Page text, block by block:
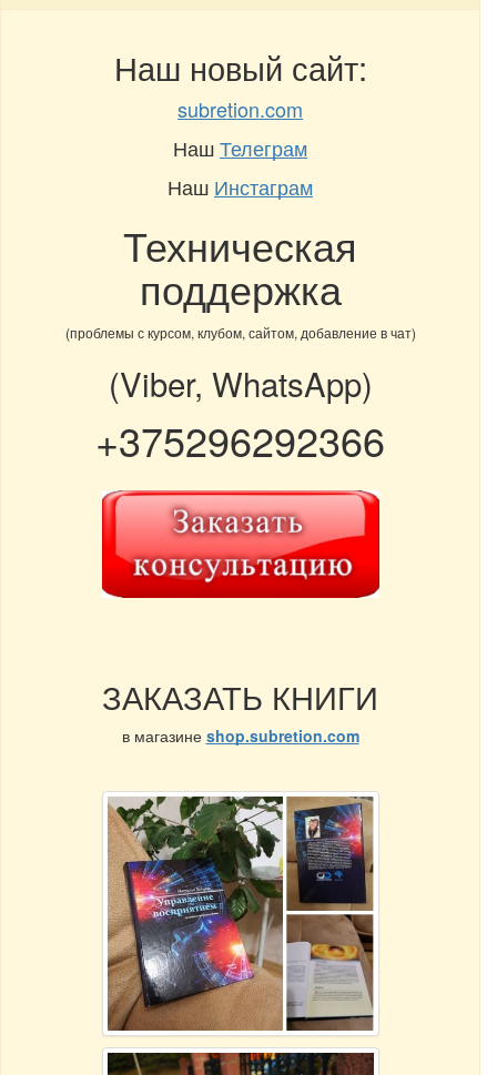
Наш новый сайт:
subretion.com
НашТелеграм
Наш Инстаграм
Техническая
поддержка
(проблемы с курсом, клубом, сайтом, добавление в чат)
(Viber, WhatsApp)
+375296292366
ЗАКАЗАТЬ КНИГИ
в магазине shop.subretion.com